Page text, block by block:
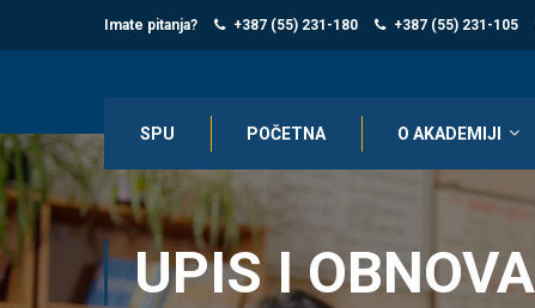
Imate pitanja? +387 (55) 231-180 +387 (55) 231-105
SPU POČETNA O AKADEMIJI
UPIS I